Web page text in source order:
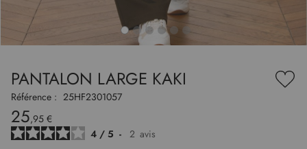
PANTALON LARGE KAKI
à
Référence : 25HF2301057
25,95 €
4 / 5 - 2 avis